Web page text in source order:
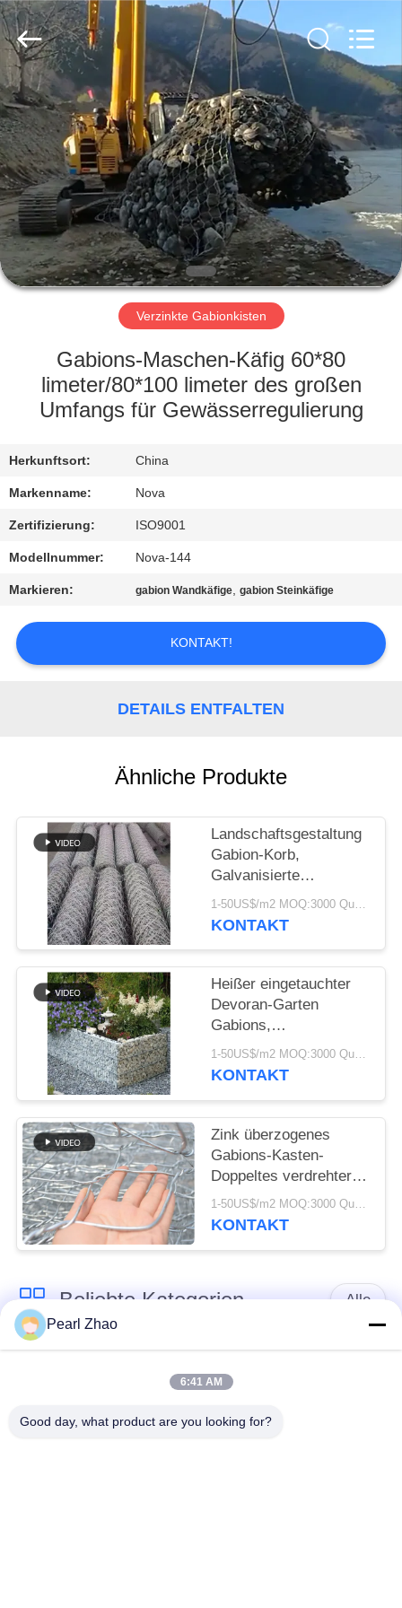
ZU
HAUSE
PRODUKTE
VIDEOS
VR-
ÜBER
UNS
WERKSBESICHTIGUNG
QUALITÄTSKONTROLLE
KONTAKT
UNS
DATENSCHUTZRICHTLINIE
Metal
Wire
Mesh
Products
Co.,
Ltd..
All
Rights
Reserved.
Verzinkte Gabionkisten
Gabions-Maschen-Käfig 60*80
limeter/80*100 limeter des großen
Umfangs für Gewässerregulierung
Herkunftsort: China
Markenname: Nova
Zertifizierung: ISO9001
Modellnummer: Nova-144
Markieren: gabion Wandkäfige,gabion Steinkäfige
KONTAKT!
DETAILS ENTFALTEN
Ähnliche Produkte
Landschaftsgestaltung
Gabion-Korb,
Galvanisierte
Sechseckdrahtnetze
Box für dekorative und
1-50US$/m2 MOQ:3000 Quadratmeter
KONTAKT
Heißer eingetauchter
Devoran-Garten
Gabions,
Schweißungs-
Maschen-Platten-Probe
1-50US$/m2 MOQ:3000 Quadratmeter
KONTAKT
Zink überzogenes
Gabions-Kasten-
Doppeltes verdrehter
sechseckiger Gabions-
Maschendraht
1-50US$/m2 MOQ:3000 Quadratmeter
KONTAKT
Beliebte Kategorien Alle
Drahtgeflecht
Pearl Zhao
6:41 AM
Good day, what product are you looking for?